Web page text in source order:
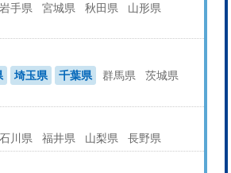
岩手県 宮城県 秋田県
山形県
埼玉県 千葉県 群馬県
茨城県
石川県 福井県 山梨県 長野県